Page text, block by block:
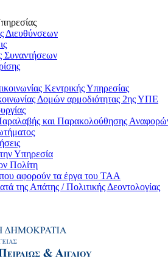
Διευθύνσεων
Συναντήσεων
Κεντρικής Υπηρεσίας
Δομών αρμοδιότητας 2ης ΥΠΕ
και Παρακολούθησης
Υπηρεσία
Πολίτη
που αφορούν τα έργα του ΤΑΑ
της Απάτης / Πολιτικής Δεοντολογίας